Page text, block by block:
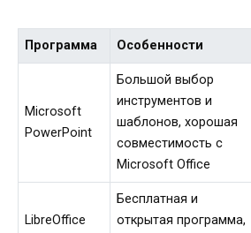
Программа Особенности
Microsoft
PowerPoint
Большой выбор
инструментов и
шаблонов, хорошая
совместимость с
Microsoft Office
LibreOffice
Бесплатная и
открытая программа,